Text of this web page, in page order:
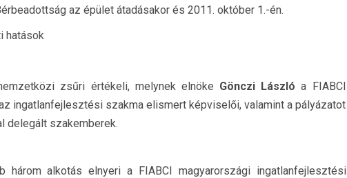
az épület átadásakor és 2011. október 1.-én.
hatások
zsűri értékeli, melynek elnöke Gönczi László a FIABCI
ingatlanfejlesztési szakma elismert képviselői, valamint a pályázatot
delegált szakemberek.
alkotás elnyeri a FIABCI magyarországi ingatlanfejlesztési